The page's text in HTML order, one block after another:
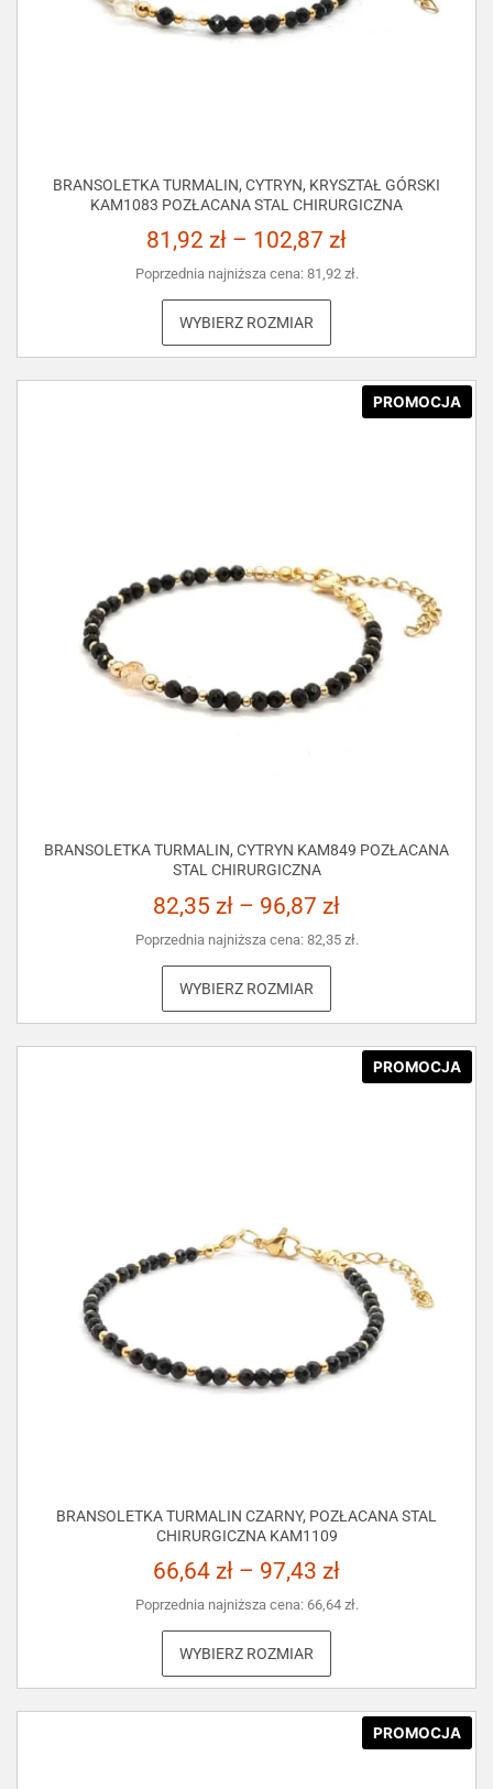
BRANSOLETKA TURMALIN, CYTRYN, KRYSZTAŁ GÓRSKI
KAM1083 POZŁACANA STAL CHIRURGICZNA
81,92 zł – 102,87 zł
Poprzednia najniższa cena: 81,92 zł.
WYBIERZ ROZMIAR
PROMOCJA
BRANSOLETKA TURMALIN, CYTRYN KAM849 POZŁACANA
STAL CHIRURGICZNA
82,35 zł – 96,87 zł
Poprzednia najniższa cena: 82,35 zł.
WYBIERZ ROZMIAR
PROMOCJA
BRANSOLETKA TURMALIN CZARNY, POZŁACANA STAL
CHIRURGICZNA KAM1109
66,64 zł – 97,43 zł
Poprzednia najniższa cena: 66,64 zł.
WYBIERZ ROZMIAR
PROMOCJA